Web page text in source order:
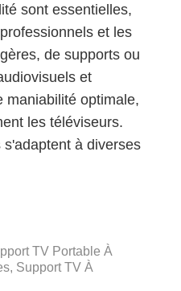
sont essentielles,
et les
de supports ou
et
maniabilité optimale,
les téléviseurs.
à diverses
TV Portable À
Support TV À